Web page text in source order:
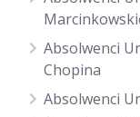
Absolwenci
Chopina
Absolwenci